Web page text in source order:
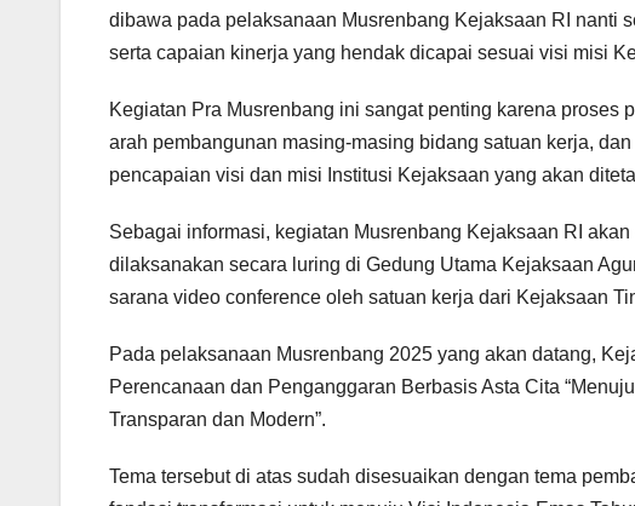
dibawa pada pelaksanaan Musrenbang Kejaksaan RI nanti
serta capaian kinerja yang hendak dicapai sesuai visi misi
Kegiatan Pra Musrenbang ini sangat penting karena
arah pembangunan masing-masing bidang satuan kerja,
pencapaian visi dan misi Institusi Kejaksaan yang akan
Sebagai informasi, kegiatan Musrenbang Kejaksaan RI
dilaksanakan secara luring di Gedung Utama Kejaksaan
sarana video conference oleh satuan kerja dari Kejaksaan
Pada pelaksanaan Musrenbang 2025 yang akan datang,
Perencanaan dan Penganggaran Berbasis Asta Cita
Transparan dan Modern”.
Tema tersebut di atas sudah disesuaikan dengan tema